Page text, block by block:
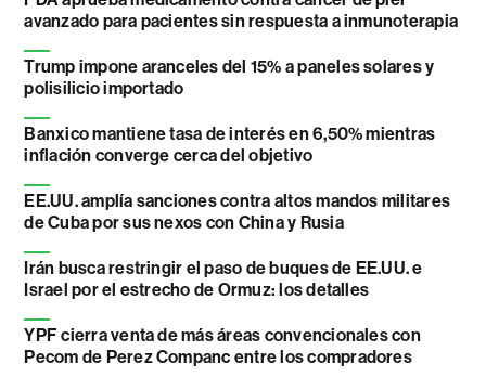
avanzado para pacientes sin respuesta a inmunoterapia
Trump impone aranceles del 15% a paneles solares y
polisilicio importado
Banxico mantiene tasa de interés en 6,50% mientras
inflación converge cerca del objetivo
EE.UU. amplía sanciones contra altos mandos militares
de Cuba por sus nexos con China y Rusia
Irán busca restringir el paso de buques de EE.UU. e
Israel por el estrecho de Ormuz: los detalles
YPF cierra venta de más áreas convencionales con
Pecom de Perez Companc entre los compradores